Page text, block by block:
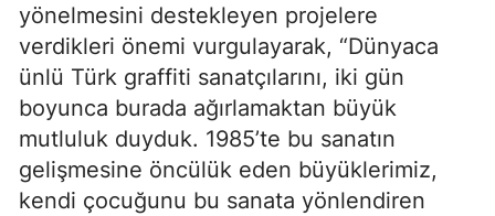
yönelmesini destekleyen projelere
verdikleri önemi vurgulayarak, “Dünyaca
ünlü Türk graffiti sanatçılarını, iki gün
boyunca burada ağırlamaktan büyük
mutluluk duyduk. 1985’te bu sanatın
gelişmesine öncülük eden büyüklerimiz,
kendi çocuğunu bu sanata yönlendiren